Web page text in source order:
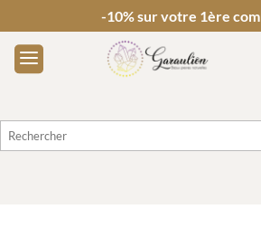
-10% sur votre 1ère